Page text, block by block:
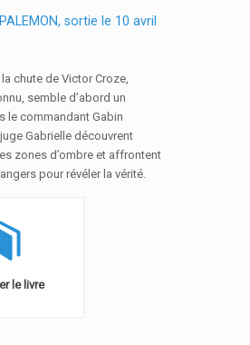
sortie le 10 avril
chute de Victor Croze,
semble d’abord un
le commandant Gabin
Gabrielle découvrent
zones d’ombre et affrontent
pour révéler la vérité.
le livre